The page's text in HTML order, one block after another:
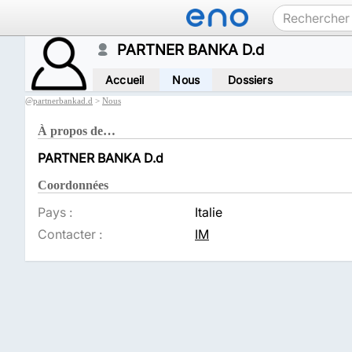
PARTNER BANKA D.d
Accueil Nous Dossiers
@partnerbankad.d > Nous
À propos de…
PARTNER BANKA D.d
Coordonnées
Pays :
Italie
Contacter :
IM